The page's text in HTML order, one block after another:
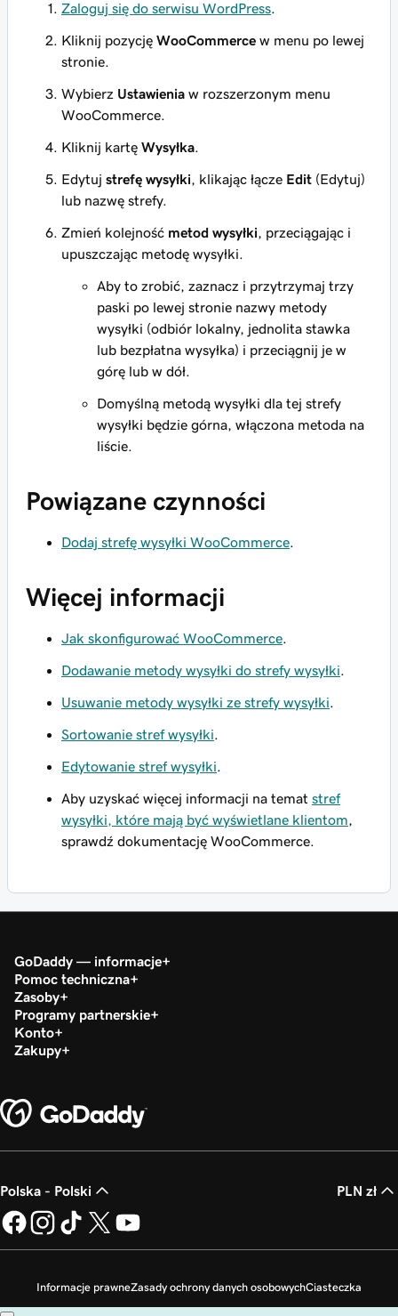
Zaloguj się do serwisu WordPress
Kliknij pozycję WooCommerce w menu po lewej
stronie.
Wybierz Ustawienia w rozszerzonym menu
WooCommerce.
Kliknij kartę Wysyłka
Edytuj strefę wysyłki , klikając łącze Edit (Edytuj)
lub nazwę strefy.
Zmień kolejność metod wysyłki , przeciągając i
upuszczając metodę wysyłki.
Aby to zrobić, zaznacz i przytrzymaj trzy
paski po lewej stronie nazwy metody
wysyłki (odbiór lokalny, jednolita stawka
lub bezpłatna wysyłka) i przeciągnij je w
górę lub w dół.
Domyślną metodą wysyłki dla tej strefy
wysyłki będzie górna, włączona metoda na
liście.
Powiązane czynności
Dodaj strefę wysyłki WooCommerce
Więcej informacji
Jak skonfigurować WooCommerce
Dodawanie metody wysyłki do strefy wysyłki
Usuwanie metody wysyłki ze strefy wysyłki
Sortowanie stref wysyłki
Edytowanie stref wysyłki
Aby uzyskać więcej informacji na temat stref
wysyłki, które mają być wyświetlane klientom
sprawdź dokumentację WooCommerce.
GoDaddy — informacje
Pomoc techniczna
Zasoby
Programy partnerskie
Konto
Zakupy
Polska - Polski PLN zł
Informacje prawneZasady ochrony danych osobowychCiasteczka